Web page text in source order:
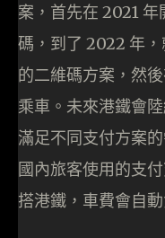
案，首先在 2021
碼，到了 2022 年
的二維碼方案，然
乘車。未來港鐵會
滿足不同支付方案
國內旅客使用的支
搭港鐵，車費會自